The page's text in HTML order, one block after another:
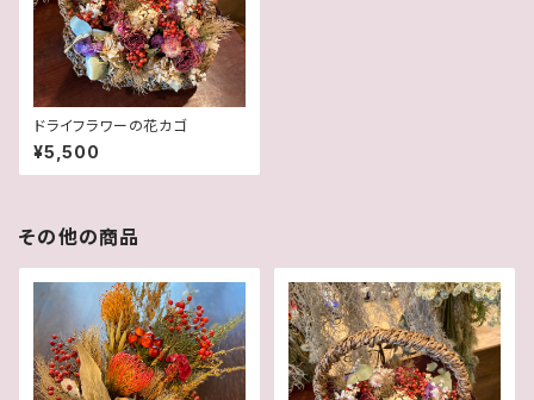
ドライフラワーの花カゴ
¥5,500
その他の商品